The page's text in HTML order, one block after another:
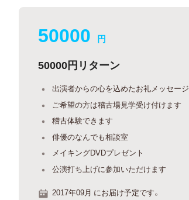
50000 円
50000円リターン
出演者からの心を込めたお礼メッセージ
ご希望の方は稽古場見学受け付けます
稽古体験できます
俳優のなんでも相談室
メイキングDVDプレゼント
公演打ち上げに参加いただけます
2017年09月 にお届け予定です。